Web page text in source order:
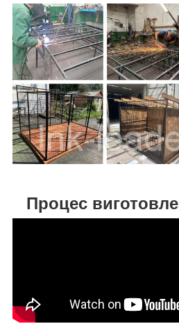
Процес